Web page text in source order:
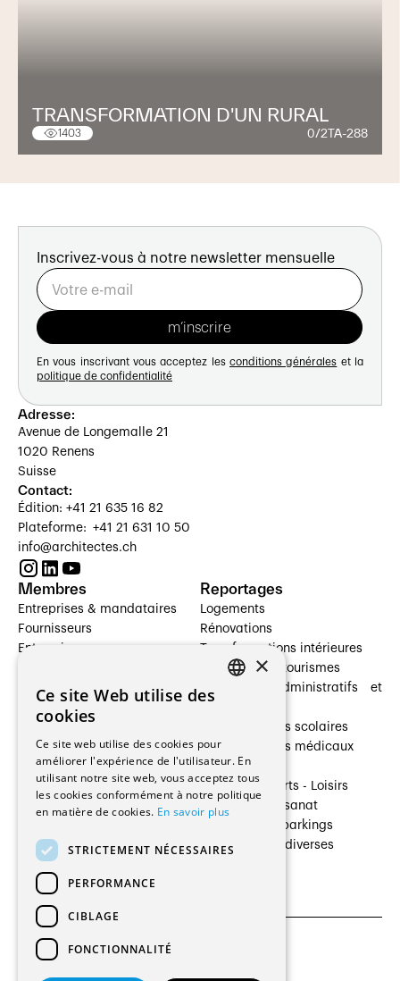
TRANSFORMATION D'UN RURAL
1403 0/2TA-288
Inscrivez-vous à notre newsletter mensuelle
En vous inscrivant vous acceptez les conditions générales et la
politique de confidentialité
Adresse:
Avenue de Longemalle 21
1020 Renens
Suisse
Contact:
Édition: +41 21 635 16 82
Plateforme: +41 21 631 10 50
info@architectes.ch
Membres
Entreprises & mandataires
Fournisseurs
Entreprises
Architectes paysagistes
Architectes d'intérieur
Entreprises générales
Ingénieurs et mandataires
Fabricants / Fournisseurs
Régies immobilières
Gestion PPE
Reportages
Logements
Rénovations
Transformations intérieures
Hôtelleries et tourismes
Bâtiments administratifs et
Établissements scolaires
Établissements médicaux
Villas
Cultures - Sports - Loisirs
Industrie - Artisanat
Transports et parkings
Constructions diverses
CGU et Politique de confidentialités
×
Ce site Web utilise des
cookies
Ce site web utilise des cookies pour
améliorer l'expérience de l'utilisateur. En
utilisant notre site web, vous acceptez tous
les cookies conformément à notre politique
en matière de cookies. En savoir plus
STRICTEMENT NÉCESSAIRES
PERFORMANCE
CIBLAGE
FONCTIONNALITÉ